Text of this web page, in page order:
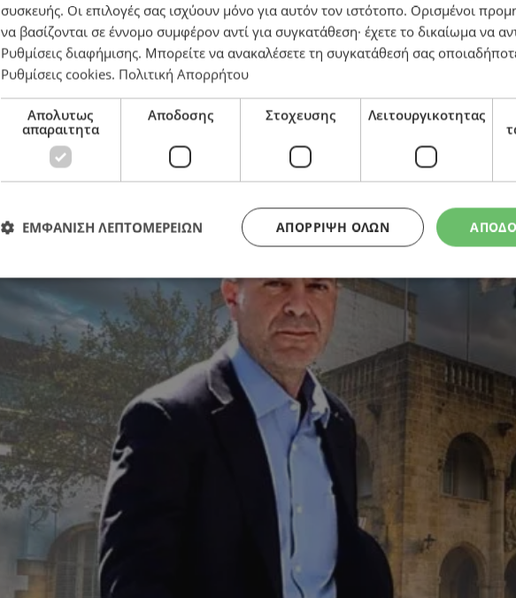
συσκευής. Οι επιλογές σας ισχύουν μόνο για αυτόν τον ιστότοπο. Ορισμένοι
να βασίζονται σε έννομο συμφέρον αντί για συγκατάθεση· έχετε το δικαίωμα να
Ρυθμίσεις διαφήμισης. Μπορείτε να ανακαλέσετε τη συγκατάθεσή σας
Ρυθμίσεις cookies. Πολιτική Απορρήτου
Απολυτως
απαραιτητα
Αποδοσης Στοχευσης Λειτουργικοτητας
ΑΠΌΡΡΙΨΗ ΌΛΩΝ
ΕΜΦΑΝΙΣΗ ΛΕΠΤΟΜΕΡΕΙΩΝ